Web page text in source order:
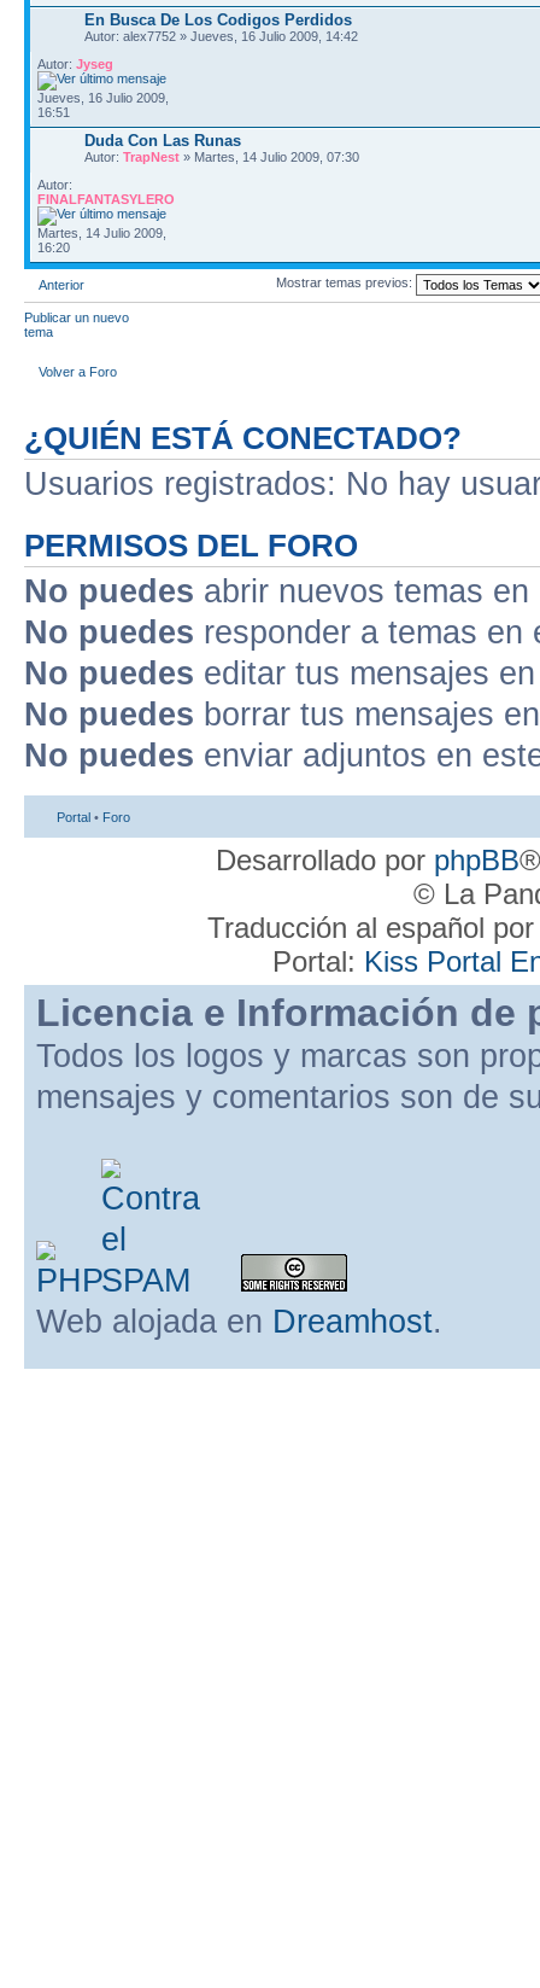
En Busca De Los Codigos Perdidos
Autor: alex7752 » Jueves, 16 Julio 2009, 14:42
Autor: Jyseg
Jueves, 16 Julio 2009,
16:51
Duda Con Las Runas
Autor: TrapNest » Martes, 14 Julio 2009, 07:30
Autor:
FINALFANTASYLERO
Martes, 14 Julio 2009,
16:20
Anterior Mostrar temas previos:
Publicar un nuevo
tema
Volver a Foro
¿QUIÉN ESTÁ CONECTADO?
Usuarios registrados: No hay
PERMISOS DEL FORO
No puedes abrir nuevos temas
No puedes responder a temas en
No puedes editar tus mensajes
No puedes borrar tus mensajes
No puedes enviar adjuntos en
Portal • Foro
Desarrollado por phpBB
© La
Traducción al español
Portal: Kiss Portal
Licencia e Información de
Todos los logos y marcas son
mensajes y comentarios son de
Web alojada en Dreamhost.